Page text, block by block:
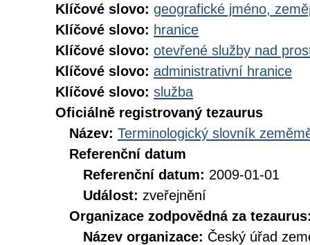
Klíčové slovo: geografické jméno,
Klíčové slovo: hranice
Klíčové slovo: otevřené služby nad
Klíčové slovo: administrativní hranice
Klíčové slovo: služba
Oficiálně registrovaný tezaurus
Název: Terminologický slovník
Referenční datum
Referenční datum: 2009-01-01
Událost: zveřejnění
Organizace zodpovědná za
Název organizace: Český úřad